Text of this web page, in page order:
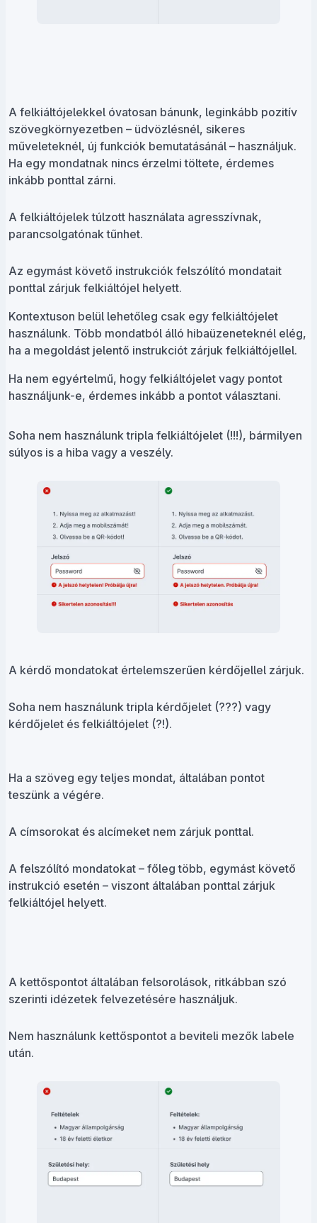
A felkiáltójelekkel óvatosan bánunk, leginkább pozitív
szövegkörnyezetben – üdvözlésnél, sikeres
műveleteknél, új funkciók bemutatásánál – használjuk.
Ha egy mondatnak nincs érzelmi töltete, érdemes
inkább ponttal zárni.
A felkiáltójelek túlzott használata agresszívnak,
parancsolgatónak tűnhet.
Az egymást követő instrukciók felszólító mondatait
ponttal zárjuk felkiáltójel helyett.
Kontextuson belül lehetőleg csak egy felkiáltójelet
használunk. Több mondatból álló hibaüzeneteknél elég,
ha a megoldást jelentő instrukciót zárjuk felkiáltójellel.
Ha nem egyértelmű, hogy felkiáltójelet vagy pontot
használjunk-e, érdemes inkább a pontot választani.
Soha nem használunk tripla felkiáltójelet (!!!), bármilyen
súlyos is a hiba vagy a veszély.
A kérdő mondatokat értelemszerűen kérdőjellel zárjuk.
Soha nem használunk tripla kérdőjelet (???) vagy
kérdőjelet és felkiáltójelet (?!).
Ha a szöveg egy teljes mondat, általában pontot
teszünk a végére.
A címsorokat és alcímeket nem zárjuk ponttal.
A felszólító mondatokat – főleg több, egymást követő
instrukció esetén – viszont általában ponttal zárjuk
felkiáltójel helyett.
A kettőspontot általában felsorolások, ritkábban szó
szerinti idézetek felvezetésére használjuk.
Nem használunk kettőspontot a beviteli mezők labele
után.